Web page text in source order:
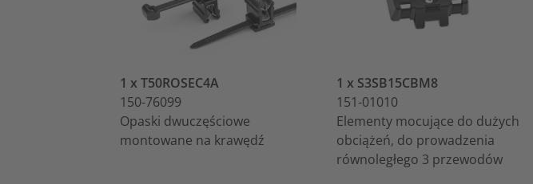
1 x T50ROSEC4A
150-76099
Opaski dwuczęściowe
montowane na krawędź
1 x S3SB15CBM8
151-01010
Elementy mocujące do dużych
obciążeń, do prowadzenia
równoległego 3 przewodów